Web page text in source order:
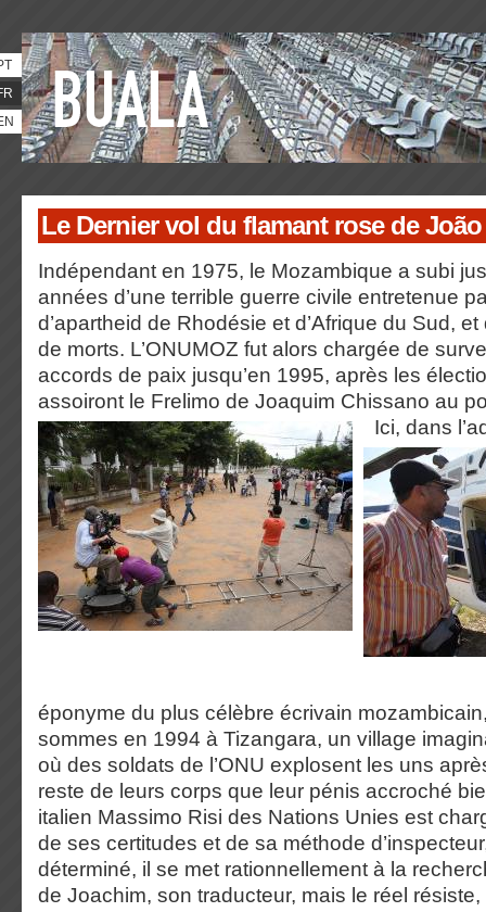
Le Dernier vol du flamant rose de
Indépendant en 1975, le Mozambique a subi
années d’une terrible guerre civile entretenue
d’apartheid de Rhodésie et d’Afrique du Sud,
de morts. L’ONUMOZ fut alors chargée de
accords de paix jusqu’en 1995, après les
assoiront le Frelimo de Joaquim Chissano au
Ici, dans
éponyme du plus célèbre écrivain
sommes en 1994 à Tizangara, un village
où des soldats de l’ONU explosent les uns
reste de leurs corps que leur pénis accroché
italien Massimo Risi des Nations Unies est
de ses certitudes et de sa méthode
déterminé, il se met rationnellement à la
de Joachim, son traducteur, mais le réel résiste,